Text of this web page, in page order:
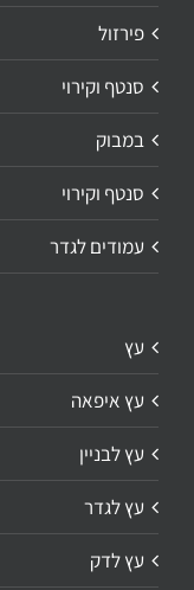
פירזול
סנטף וקירוי
במבוק
סנטף וקירוי
עמודים לגדר
עץ
עץ איפאה
עץ לבניין
עץ לגדר
עץ לדק